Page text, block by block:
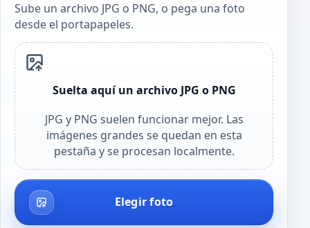
Sube un archivo JPG o PNG, o pega una foto
desde el portapapeles.
Suelta aquí un archivo JPG o PNG
JPG y PNG suelen funcionar mejor. Las
imágenes grandes se quedan en esta
pestaña y se procesan localmente.
Elegir foto